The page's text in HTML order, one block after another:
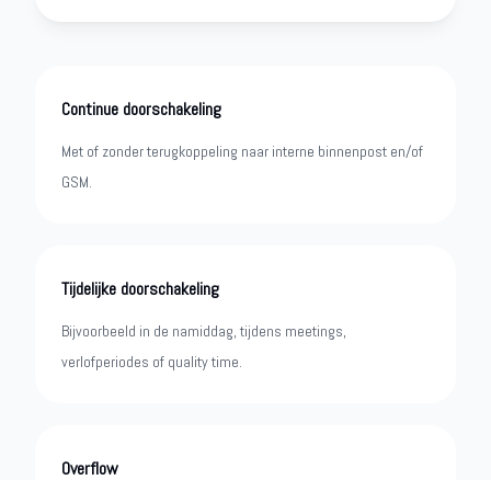
Continue doorschakeling
Met of zonder terugkoppeling naar interne binnenpost en/of
GSM.
Tijdelijke doorschakeling
Bijvoorbeeld in de namiddag, tijdens meetings,
verlofperiodes of quality time.
Overflow